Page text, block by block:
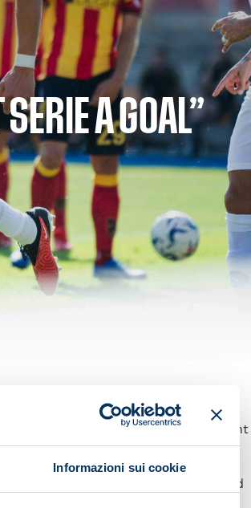
Informazioni sui cookie
A GOAL”
his account in the Italian top flight
the scoring for us in the game and